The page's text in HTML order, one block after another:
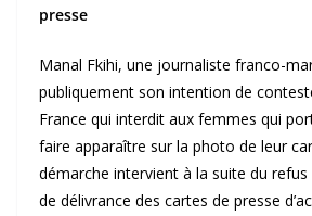
presse
Manal Fkihi, une journaliste franco-
publiquement son intention de
France qui interdit aux femmes qui
faire apparaître sur la photo de leur
démarche intervient à la suite du
de délivrance des cartes de presse